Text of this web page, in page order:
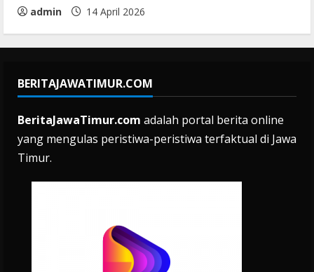
admin 14 April 2026
BERITAJAWATIMUR.COM
BeritaJawaTimur.com adalah portal berita online
yang mengulas peristiwa-peristiwa terfaktual di Jawa
Timur.